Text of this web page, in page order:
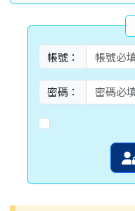
帳號：
密碼：